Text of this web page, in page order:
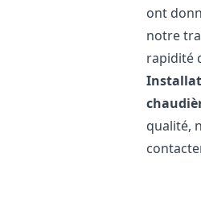
ont
notre
rapidité
qualité,